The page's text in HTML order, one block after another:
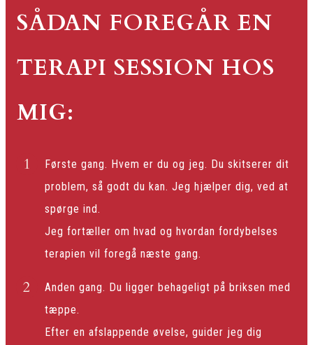
SÅDAN FOREGÅR EN
TERAPI SESSION HOS
MIG:
Første gang. Hvem er du og jeg. Du skitserer dit
problem, så godt du kan. Jeg hjælper dig, ved at
spørge ind.
Jeg fortæller om hvad og hvordan fordybelses
terapien vil foregå næste gang.
Anden gang. Du ligger behageligt på briksen med
tæppe.
Efter en afslappende øvelse, guider jeg dig